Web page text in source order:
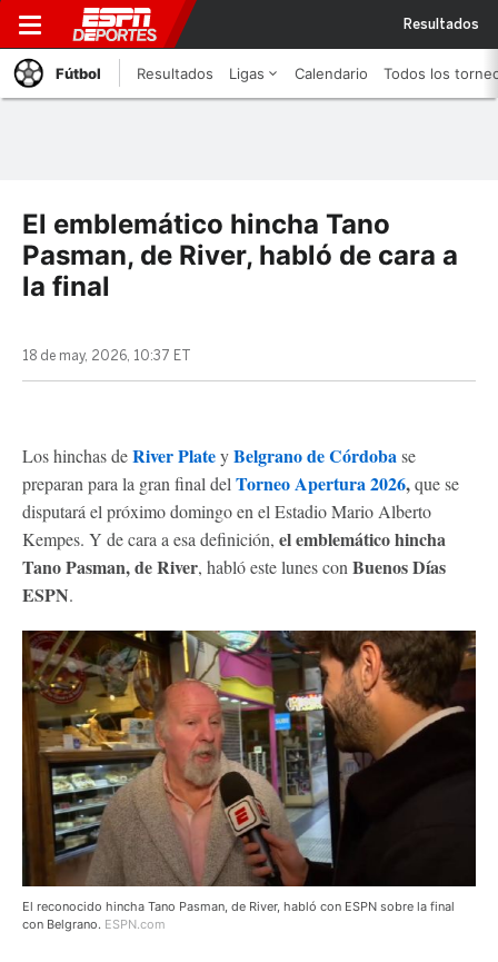
Resultados
Fútbol Resultados Ligas Calendario Todos los
El emblemático hincha Tano
Pasman, de River, habló de cara a
la final
18 de may, 2026, 10:37 ET
Los hinchas deRiver PlateyBelgrano de Córdobase
preparan para la gran final del Torneo Apertura 2026,que se
disputará el próximo domingo en el Estadio Mario Alberto
Kempes. Y de cara a esa definición, el emblemático hincha
Tano Pasman, de River, habló este lunes con Buenos Días
ESPN.
El reconocido hincha Tano Pasman, de River, habló con ESPN sobre la final
con Belgrano. ESPN.com